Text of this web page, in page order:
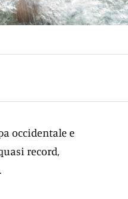
occidentale e
record,